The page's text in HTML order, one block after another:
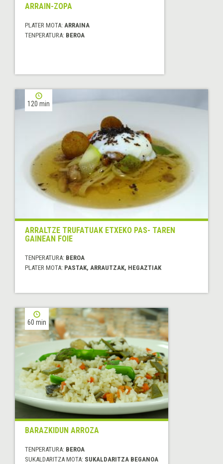
ARRAIN-ZOPA
PLATER MOTA: ARRAINA
TENPERATURA: BEROA
120 min
ARRALTZE TRUFATUAK ETXEKO PAS- TAREN
GAINEAN FOIE
TENPERATURA: BEROA
PLATER MOTA: PASTAK, ARRAUTZAK, HEGAZTIAK
60 min
BARAZKIDUN ARROZA
TENPERATURA: BEROA
SUKALDARITZA MOTA: SUKALDARITZA BEGANOA